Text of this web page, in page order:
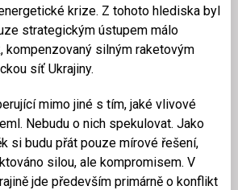
krize. Z tohoto hlediska byl
strategickým ústupem málo
kompenzovaný silným raketovým
síť Ukrajiny.
mimo jiné s tím, jaké vlivové
Nebudu o nich spekulovat. Jako
si budu přát pouze mírové řešení,
silou, ale kompromisem. V
jde především primárně o konflikt